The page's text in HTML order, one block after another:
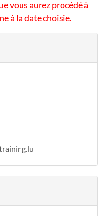
vous aurez procédé à
à la date choisie.